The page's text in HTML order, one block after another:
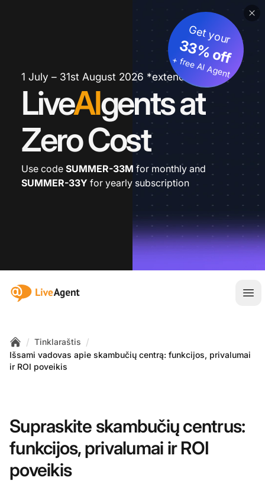
1 July – 31st August 2026 *extended
LiveAIgents at
Zero Cost
Get your
33% off
+ free AI Agent
Use code SUMMER-33M for monthly and
SUMMER-33Y for yearly subscription
:site.title
Home
/ Tinklaraštis /
Išsami vadovas apie skambučių centrą: funkcijos, privalumai
ir ROI poveikis
Supraskite skambučių centrus:
funkcijos, privalumai ir ROI
poveikis